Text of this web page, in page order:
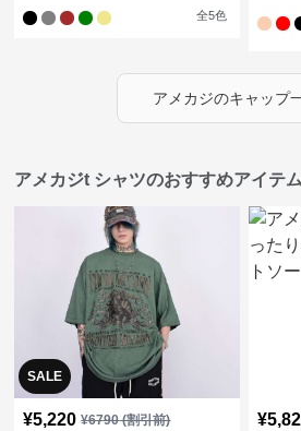
全5色
アメカジのキャップ
アメカジt シャツのおすすめアイテム
SALE
¥5,220 ¥6790(割引前) ¥